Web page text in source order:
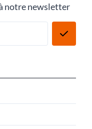
notre newsletter